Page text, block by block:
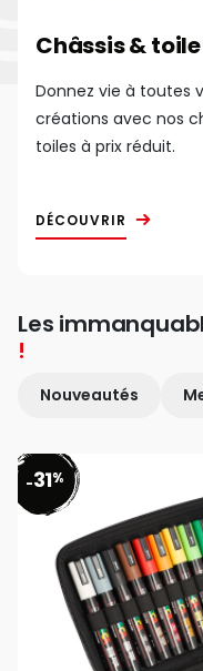
Châssis & toile
Donnez vie à toutes
créations avec nos
toiles à prix réduit.
DÉCOUVRIR
Les
!
Nouveautés
-31%